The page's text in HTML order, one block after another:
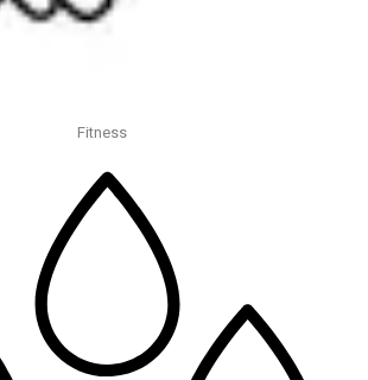
Fitness